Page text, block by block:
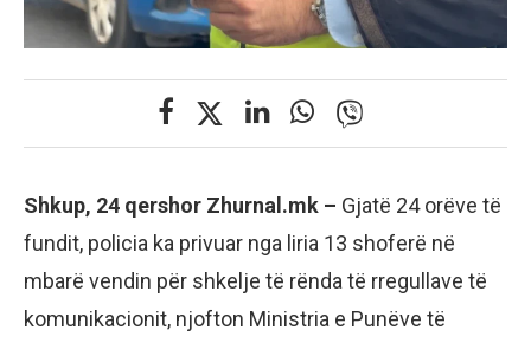
Shkup, 24 qershor Zhurnal.mk – Gjatë 24 orëve të
fundit, policia ka privuar nga liria 13 shoferë në
mbarë vendin për shkelje të rënda të rregullave të
komunikacionit, njofton Ministria e Punëve të